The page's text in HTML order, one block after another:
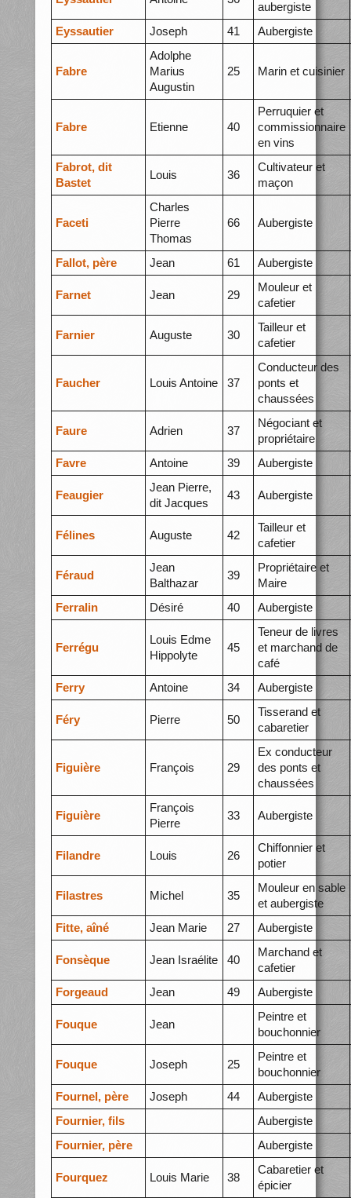
aubergiste
Eyssautier
Joseph 41 Aubergiste
Fabre
Adolphe
Marius
Augustin
25 Marin et cuisinier
Fabre Etienne 40
Perruquier et
commissionnaire
en vins
Fabrot, dit
Bastet
Louis 36
Cultivateur et
maçon
Faceti
Charles
Pierre
Thomas
66 Aubergiste
Fallot, père Jean 61 Aubergiste
Farnet Jean 29
Mouleur et
cafetier
Farnier Auguste 30
Tailleur et
cafetier
Faucher Louis Antoine 37
Conducteur des
ponts et
chaussées
Faure Adrien 37
Négociant et
propriétaire
Favre
Antoine 39 Aubergiste
Feaugier
Jean Pierre,
dit Jacques
43 Aubergiste
Félines Auguste 42
Tailleur et
cafetier
Féraud
Jean
Balthazar
39
Propriétaire et
Maire
Ferralin
Désiré 40 Aubergiste
Ferrégu
Louis Edme
Hippolyte
45
Teneur de livres
et marchand de
café
Ferry
Antoine 34 Aubergiste
Féry Pierre 50
Tisserand et
cabaretier
Figuière François 29
Ex conducteur
des ponts et
chaussées
Figuière
François
Pierre
33 Aubergiste
Filandre Louis 26
Chiffonnier et
potier
Filastres Michel 35
Mouleur en sable
et aubergiste
Fitte, aîné
Jean Marie 27 Aubergiste
Fonsèque Jean Israélite 40
Marchand et
cafetier
Forgeaud
Jean 49 Aubergiste
Fouque Jean
Peintre et
bouchonnier
Fouque Joseph 25
Peintre et
bouchonnier
Fournel, père
Joseph 44
Aubergiste
Fournier, fils
Aubergiste
Fournier, père
Aubergiste
Fourquez Louis Marie 38
Cabaretier et
épicier